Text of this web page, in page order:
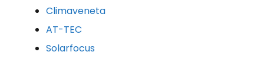
Climaveneta
AT-TEC
Solarfocus